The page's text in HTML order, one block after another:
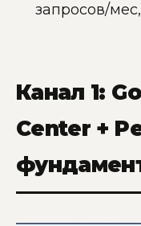
запросов/
Канал 1:
Center +